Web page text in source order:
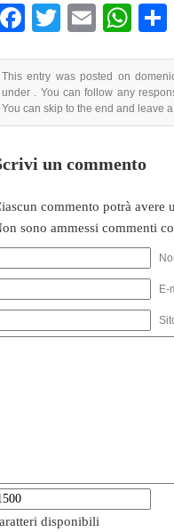
Facebook
Twitter
Email
This entry was posted on
under . You can follow any
You can skip to the end and leave
un commento
commento potrà avere
sono ammessi commenti
E-
disponibili